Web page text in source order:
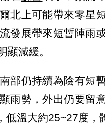
北上可能帶來零星
發展帶來短暫陣雨
顯減緩。
部仍持續為陰有短
雨勢，外出仍要留
溫大約25~27度，